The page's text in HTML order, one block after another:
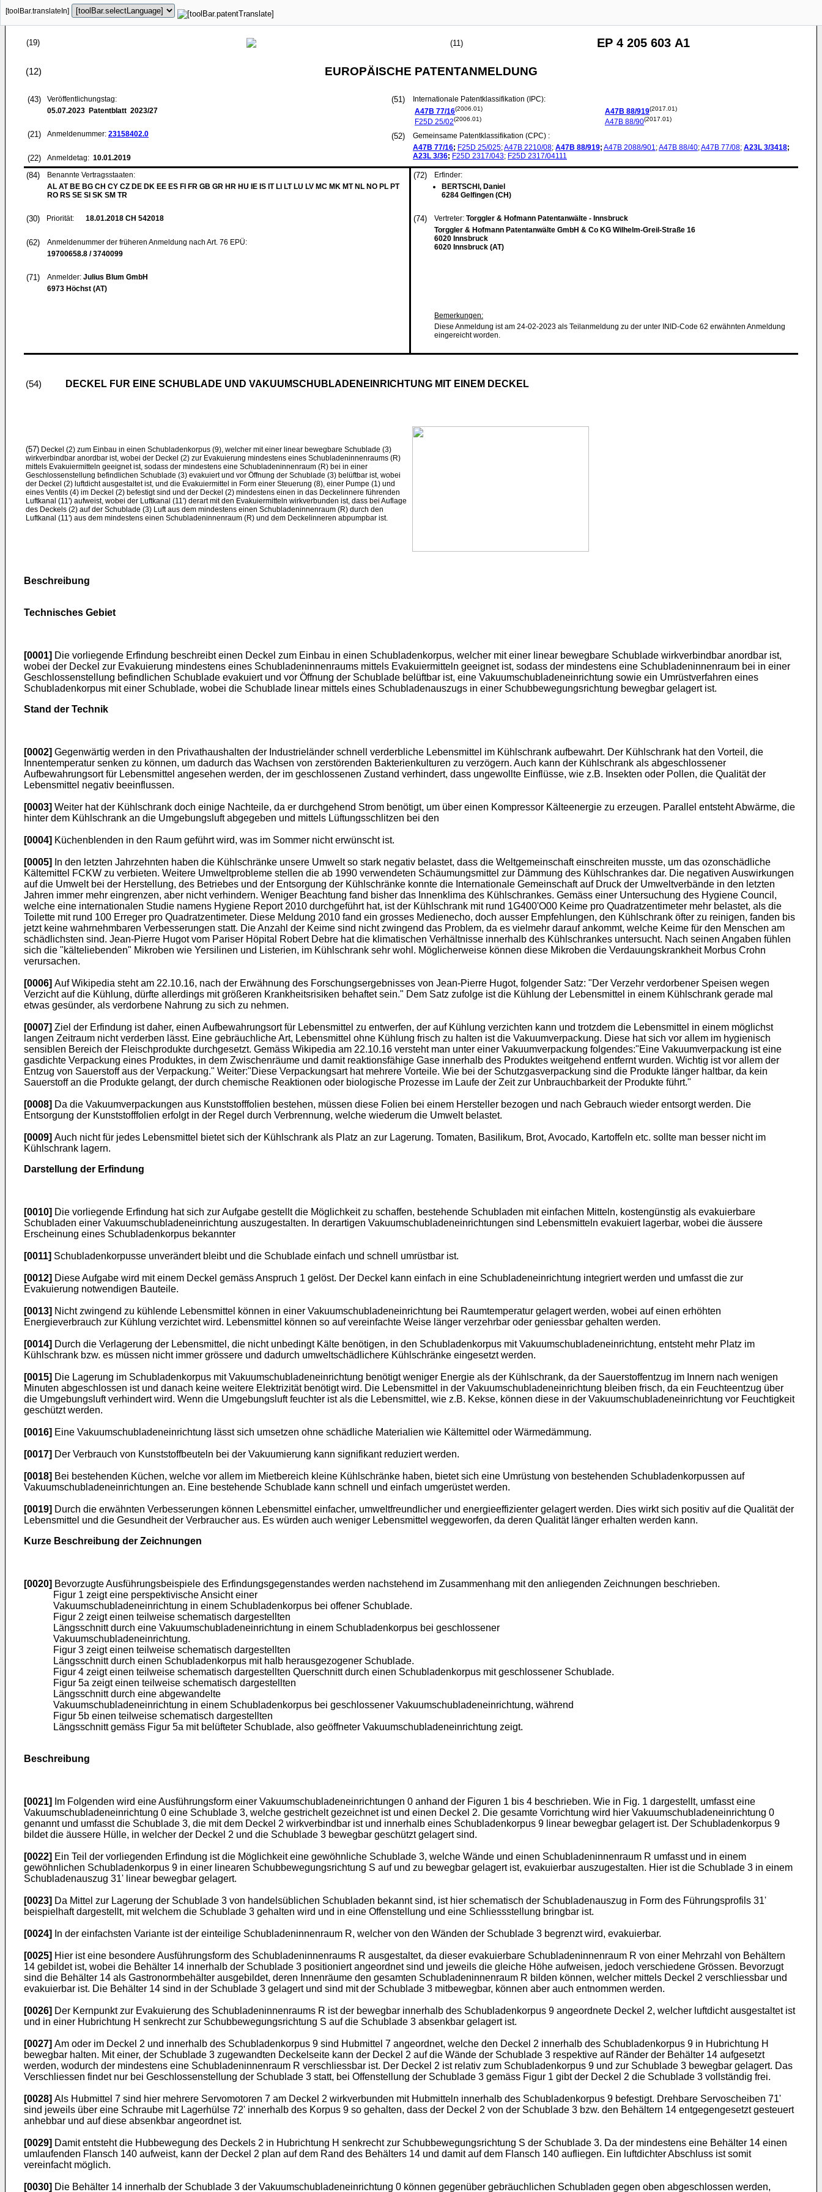
[toolBar.translateIn]
(19) (11) EP 4 205 603 A1
(12) EUROPÄISCHE PATENTANMELDUNG
(43)
Veröffentlichungstag:
05.07.2023 Patentblatt 2023/27
(21) Anmeldenummer: 23158402.0
(22) Anmeldetag: 10.01.2019
(51)
Internationale Patentklassifikation (IPC):
A47B 77/16(2006.01)
F25D 25/02(2006.01)
A47B 88/919(2017.01)
A47B 88/90(2017.01)
(52)
Gemeinsame Patentklassifikation (CPC) :
A47B 77/16; F25D 25/025;A47B 2210/08; A47B 88/919; A47B 2088/901;A47B 88/40;A47B 77/08; A23L 3/3418;
A23L 3/36; F25D 2317/043; F25D 2317/04111
(84)
Benannte Vertragsstaaten:
AL AT BE BG CH CY CZ DE DK EE ES FI FR GB GR HR HU IE IS IT LI LT LU LV MC MK MT NL NO PL PT
RO RS SE SI SK SM TR
(30) Priorität: 18.01.2018 CH 542018
(62)
Anmeldenummer der früheren Anmeldung nach Art. 76 EPÜ:
19700658.8 / 3740099
(71) Anmelder: Julius Blum GmbH
6973 Höchst (AT)
(72)
Erfinder:
BERTSCHI, Daniel
6284 Gelfingen (CH)
(74) Vertreter: Torggler & Hofmann Patentanwälte - Innsbruck
Torggler & Hofmann Patentanwälte GmbH & Co KG Wilhelm-Greil-Straße 16
6020 Innsbruck
6020 Innsbruck (AT)
Bemerkungen:
Diese Anmeldung ist am 24-02-2023 als Teilanmeldung zu der unter INID-Code 62 erwähnten Anmeldung
eingereicht worden.
(54) DECKEL FUR EINE SCHUBLADE UND VAKUUMSCHUBLADENEINRICHTUNG MIT EINEM DECKEL
(57) Deckel (2) zum Einbau in einen Schubladenkorpus (9), welcher mit einer linear bewegbare Schublade (3)
wirkverbindbar anordbar ist, wobei der Deckel (2) zur Evakuierung mindestens eines Schubladeninnenraums (R)
mittels Evakuiermitteln geeignet ist, sodass der mindestens eine Schubladeninnenraum (R) bei in einer
Geschlossenstellung befindlichen Schublade (3) evakuiert und vor Öffnung der Schublade (3) belüftbar ist, wobei
der Deckel (2) luftdicht ausgestaltet ist, und die Evakuiermittel in Form einer Steuerung (8), einer Pumpe (1) und
eines Ventils (4) im Deckel (2) befestigt sind und der Deckel (2) mindestens einen in das Deckelinnere führenden
Luftkanal (11') aufweist, wobei der Luftkanal (11') derart mit den Evakuiermitteln wirkverbunden ist, dass bei Auflage
des Deckels (2) auf der Schublade (3) Luft aus dem mindestens einen Schubladeninnenraum (R) durch den
Luftkanal (11') aus dem mindestens einen Schubladeninnenraum (R) und dem Deckelinneren abpumpbar ist.
Beschreibung
Technisches Gebiet
[0001] Die vorliegende Erfindung beschreibt einen Deckel zum Einbau in einen Schubladenkorpus, welcher mit einer linear bewegbare Schublade wirkverbindbar anordbar ist,
wobei der Deckel zur Evakuierung mindestens eines Schubladeninnenraums mittels Evakuiermitteln geeignet ist, sodass der mindestens eine Schubladeninnenraum bei in einer
Geschlossenstellung befindlichen Schublade evakuiert und vor Öffnung der Schublade belüftbar ist, eine Vakuumschubladeneinrichtung sowie ein Umrüstverfahren eines
Schubladenkorpus mit einer Schublade, wobei die Schublade linear mittels eines Schubladenauszugs in einer Schubbewegungsrichtung bewegbar gelagert ist.
Stand der Technik
[0002] Gegenwärtig werden in den Privathaushalten der Industrieländer schnell verderbliche Lebensmittel im Kühlschrank aufbewahrt. Der Kühlschrank hat den Vorteil, die
Innentemperatur senken zu können, um dadurch das Wachsen von zerstörenden Bakterienkulturen zu verzögern. Auch kann der Kühlschrank als abgeschlossener
Aufbewahrungsort für Lebensmittel angesehen werden, der im geschlossenen Zustand verhindert, dass ungewollte Einflüsse, wie z.B. Insekten oder Pollen, die Qualität der
Lebensmittel negativ beeinflussen.
[0003] Weiter hat der Kühlschrank doch einige Nachteile, da er durchgehend Strom benötigt, um über einen Kompressor Kälteenergie zu erzeugen. Parallel entsteht Abwärme, die
hinter dem Kühlschrank an die Umgebungsluft abgegeben und mittels Lüftungsschlitzen bei den
[0004] Küchenblenden in den Raum geführt wird, was im Sommer nicht erwünscht ist.
[0005]
In den letzten Jahrzehnten haben die Kühlschränke unsere Umwelt so stark negativ belastet, dass die Weltgemeinschaft einschreiten musste, um das ozonschädliche
Kältemittel FCKW zu verbieten. Weitere Umweltprobleme stellen die ab 1990 verwendeten Schäumungsmittel zur Dämmung des Kühlschrankes dar. Die negativen Auswirkungen
auf die Umwelt bei der Herstellung, des Betriebes und der Entsorgung der Kühlschränke konnte die Internationale Gemeinschaft auf Druck der Umweltverbände in den letzten
Jahren immer mehr eingrenzen, aber nicht verhindern. Weniger Beachtung fand bisher das Innenklima des Kühlschrankes. Gemäss einer Untersuchung des Hygiene Council,
welche eine internationalen Studie namens Hygiene Report 2010 durchgeführt hat, ist der Kühlschrank mit rund 1G400'O00 Keime pro Quadratzentimeter mehr belastet, als die
Toilette mit rund 100 Erreger pro Quadratzentimeter. Diese Meldung 2010 fand ein grosses Medienecho, doch ausser Empfehlungen, den Kühlschrank öfter zu reinigen, fanden bis
jetzt keine wahrnehmbaren Verbesserungen statt. Die Anzahl der Keime sind nicht zwingend das Problem, da es vielmehr darauf ankommt, welche Keime für den Menschen am
schädlichsten sind. Jean-Pierre Hugot vom Pariser Höpital Robert Debre hat die klimatischen Verhältnisse innerhalb des Kühlschrankes untersucht. Nach seinen Angaben fühlen
sich die "kälteliebenden" Mikroben wie Yersilinen und Listerien, im Kühlschrank sehr wohl. Möglicherweise können diese Mikroben die Verdauungskrankheit Morbus Crohn
verursachen.
[0006] Auf Wikipedia steht am 22.10.16, nach der Erwähnung des Forschungsergebnisses von Jean-Pierre Hugot, folgender Satz: "Der Verzehr verdorbener Speisen wegen
Verzicht auf die Kühlung, dürfte allerdings mit größeren Krankheitsrisiken behaftet sein." Dem Satz zufolge ist die Kühlung der Lebensmittel in einem Kühlschrank gerade mal
etwas gesünder, als verdorbene Nahrung zu sich zu nehmen.
[0007] Ziel der Erfindung ist daher, einen Aufbewahrungsort für Lebensmittel zu entwerfen, der auf Kühlung verzichten kann und trotzdem die Lebensmittel in einem möglichst
langen Zeitraum nicht verderben lässt. Eine gebräuchliche Art, Lebensmittel ohne Kühlung frisch zu halten ist die Vakuumverpackung. Diese hat sich vor allem im hygienisch
sensiblen Bereich der Fleischprodukte durchgesetzt. Gemäss Wikipedia am 22.10.16 versteht man unter einer Vakuumverpackung folgendes:"Eine Vakuumverpackung ist eine
gasdichte Verpackung eines Produktes, in dem Zwischenräume und damit reaktionsfähige Gase innerhalb des Produktes weitgehend entfernt wurden. Wichtig ist vor allem der
Entzug von Sauerstoff aus der Verpackung." Weiter:"Diese Verpackungsart hat mehrere Vorteile. Wie bei der Schutzgasverpackung sind die Produkte länger haltbar, da kein
Sauerstoff an die Produkte gelangt, der durch chemische Reaktionen oder biologische Prozesse im Laufe der Zeit zur Unbrauchbarkeit der Produkte führt."
[0008] Da die Vakuumverpackungen aus Kunststofffolien bestehen, müssen diese Folien bei einem Hersteller bezogen und nach Gebrauch wieder entsorgt werden. Die
Entsorgung der Kunststofffolien erfolgt in der Regel durch Verbrennung, welche wiederum die Umwelt belastet.
[0009] Auch nicht für jedes Lebensmittel bietet sich der Kühlschrank als Platz an zur Lagerung. Tomaten, Basilikum, Brot, Avocado, Kartoffeln etc. sollte man besser nicht im
Kühlschrank lagern.
Darstellung der Erfindung
[0010] Die vorliegende Erfindung hat sich zur Aufgabe gestellt die Möglichkeit zu schaffen, bestehende Schubladen mit einfachen Mitteln, kostengünstig als evakuierbare
Schubladen einer Vakuumschubladeneinrichtung auszugestalten. In derartigen Vakuumschubladeneinrichtungen sind Lebensmitteln evakuiert lagerbar, wobei die äussere
Erscheinung eines Schubladenkorpus bekannter
[0011] Schubladenkorpusse unverändert bleibt und die Schublade einfach und schnell umrüstbar ist.
[0012] Diese Aufgabe wird mit einem Deckel gemäss Anspruch 1 gelöst. Der Deckel kann einfach in eine Schubladeneinrichtung integriert werden und umfasst die zur
Evakuierung notwendigen Bauteile.
[0013] Nicht zwingend zu kühlende Lebensmittel können in einer Vakuumschubladeneinrichtung bei Raumtemperatur gelagert werden, wobei auf einen erhöhten
Energieverbrauch zur Kühlung verzichtet wird. Lebensmittel können so auf vereinfachte Weise länger verzehrbar oder geniessbar gehalten werden.
[0014] Durch die Verlagerung der Lebensmittel, die nicht unbedingt Kälte benötigen, in den Schubladenkorpus mit Vakuumschubladeneinrichtung, entsteht mehr Platz im
Kühlschrank bzw. es müssen nicht immer grössere und dadurch umweltschädlichere Kühlschränke eingesetzt werden.
[0015] Die Lagerung im Schubladenkorpus mit Vakuumschubladeneinrichtung benötigt weniger Energie als der Kühlschrank, da der Sauerstoffentzug im Innern nach wenigen
Minuten abgeschlossen ist und danach keine weitere Elektrizität benötigt wird. Die Lebensmittel in der Vakuumschubladeneinrichtung bleiben frisch, da ein Feuchteentzug über
die Umgebungsluft verhindert wird. Wenn die Umgebungsluft feuchter ist als die Lebensmittel, wie z.B. Kekse, können diese in der Vakuumschubladeneinrichtung vor Feuchtigkeit
geschützt werden.
[0016] Eine Vakuumschubladeneinrichtung lässt sich umsetzen ohne schädliche Materialien wie Kältemittel oder Wärmedämmung.
[0017] Der Verbrauch von Kunststoffbeuteln bei der Vakuumierung kann signifikant reduziert werden.
[0018] Bei bestehenden Küchen, welche vor allem im Mietbereich kleine Kühlschränke haben, bietet sich eine Umrüstung von bestehenden Schubladenkorpussen auf
Vakuumschubladeneinrichtungen an. Eine bestehende Schublade kann schnell und einfach umgerüstet werden.
[0019] Durch die erwähnten Verbesserungen können Lebensmittel einfacher, umweltfreundlicher und energieeffizienter gelagert werden. Dies wirkt sich positiv auf die Qualität der
Lebensmittel und die Gesundheit der Verbraucher aus. Es würden auch weniger Lebensmittel weggeworfen, da deren Qualität länger erhalten werden kann.
Kurze Beschreibung der Zeichnungen
[0020] Bevorzugte Ausführungsbeispiele des Erfindungsgegenstandes werden nachstehend im Zusammenhang mit den anliegenden Zeichnungen beschrieben.
Figur 1 zeigt eine perspektivische Ansicht einer
Vakuumschubladeneinrichtung in einem Schubladenkorpus bei offener Schublade.
Figur 2 zeigt einen teilweise schematisch dargestellten
Längsschnitt durch eine Vakuumschubladeneinrichtung in einem Schubladenkorpus bei geschlossener
Vakuumschubladeneinrichtung.
Figur 3 zeigt einen teilweise schematisch dargestellten
Längsschnitt durch einen Schubladenkorpus mit halb herausgezogener Schublade.
Figur 4 zeigt einen teilweise schematisch dargestellten Querschnitt durch einen Schubladenkorpus mit geschlossener Schublade.
Figur 5a zeigt einen teilweise schematisch dargestellten
Längsschnitt durch eine abgewandelte
Vakuumschubladeneinrichtung in einem Schubladenkorpus bei geschlossener Vakuumschubladeneinrichtung, während
Figur 5b einen teilweise schematisch dargestellten
Längsschnitt gemäss Figur 5a mit belüfteter Schublade, also geöffneter Vakuumschubladeneinrichtung zeigt.
Beschreibung
[0021]
Im Folgenden wird eine Ausführungsform einer Vakuumschubladeneinrichtungen 0 anhand der Figuren 1 bis 4 beschrieben. Wie in Fig. 1 dargestellt, umfasst eine
Vakuumschubladeneinrichtung 0 eine Schublade 3, welche gestrichelt gezeichnet ist und einen Deckel 2. Die gesamte Vorrichtung wird hier Vakuumschubladeneinrichtung 0
genannt und umfasst die Schublade 3, die mit dem Deckel 2 wirkverbindbar ist und innerhalb eines Schubladenkorpus 9 linear bewegbar gelagert ist. Der Schubladenkorpus 9
bildet die äussere Hülle, in welcher der Deckel 2 und die Schublade 3 bewegbar geschützt gelagert sind.
[0022] Ein Teil der vorliegenden Erfindung ist die Möglichkeit eine gewöhnliche Schublade 3, welche Wände und einen Schubladeninnenraum R umfasst und in einem
gewöhnlichen Schubladenkorpus 9 in einer linearen Schubbewegungsrichtung S auf und zu bewegbar gelagert ist, evakuierbar auszugestalten. Hier ist die Schublade 3 in einem
Schubladenauszug 31' linear bewegbar gelagert.
[0023] Da Mittel zur Lagerung der Schublade 3 von handelsüblichen Schubladen bekannt sind, ist hier schematisch der Schubladenauszug in Form des Führungsprofils 31'
beispielhaft dargestellt, mit welchem die Schublade 3 gehalten wird und in eine Offenstellung und eine Schliessstellung bringbar ist.
[0024] In der einfachsten Variante ist der einteilige Schubladeninnenraum R, welcher von den Wänden der Schublade 3 begrenzt wird, evakuierbar.
[0025] Hier ist eine besondere Ausführungsform des Schubladeninnenraums R ausgestaltet, da dieser evakuierbare Schubladeninnenraum R von einer Mehrzahl von Behältern
14 gebildet ist, wobei die Behälter 14 innerhalb der Schublade 3 positioniert angeordnet sind und jeweils die gleiche Höhe aufweisen, jedoch verschiedene Grössen. Bevorzugt
sind die Behälter 14 als Gastronormbehälter ausgebildet, deren Innenräume den gesamten Schubladeninnenraum R bilden können, welcher mittels Deckel 2 verschliessbar und
evakuierbar ist. Die Behälter 14 sind in der Schublade 3 gelagert und sind mit der Schublade 3 mitbewegbar, können aber auch entnommen werden.
[0026] Der Kernpunkt zur Evakuierung des Schubladeninnenraums R ist der bewegbar innerhalb des Schubladenkorpus 9 angeordnete Deckel 2, welcher luftdicht ausgestaltet ist
und in einer Hubrichtung H senkrecht zur Schubbewegungsrichtung S auf die Schublade 3 absenkbar gelagert ist.
[0027] Am oder im Deckel 2 und innerhalb des Schubladenkorpus 9 sind Hubmittel 7 angeordnet, welche den Deckel 2 innerhalb des Schubladenkorpus 9 in Hubrichtung H
bewegbar halten. Mit einer, der Schublade 3 zugewandten Deckelseite kann der Deckel 2 auf die Wände der Schublade 3 respektive auf Ränder der Behälter 14 aufgesetzt
werden, wodurch der mindestens eine Schubladeninnenraum R verschliessbar ist. Der Deckel 2 ist relativ zum Schubladenkorpus 9 und zur Schublade 3 bewegbar gelagert. Das
Verschliessen findet nur bei Geschlossenstellung der Schublade 3 statt, bei Offenstellung der Schublade 3 gemäss Figur 1 gibt der Deckel 2 die Schublade 3 vollständig frei.
[0028] Als Hubmittel 7 sind hier mehrere Servomotoren 7 am Deckel 2 wirkverbunden mit Hubmitteln innerhalb des Schubladenkorpus 9 befestigt. Drehbare Servoscheiben 71'
sind jeweils über eine Schraube mit Lagerhülse 72' innerhalb des Korpus 9 so gehalten, dass der Deckel 2 von der Schublade 3 bzw. den Behältern 14 entgegengesetzt gesteuert
anhebbar und auf diese absenkbar angeordnet ist.
[0029] Damit entsteht die Hubbewegung des Deckels 2 in Hubrichtung H senkrecht zur Schubbewegungsrichtung S der Schublade 3. Da der mindestens eine Behälter 14 einen
umlaufenden Flansch 140 aufweist, kann der Deckel 2 plan auf dem Rand des Behälters 14 und damit auf dem Flansch 140 aufliegen. Ein luftdichter Abschluss ist somit
vereinfacht möglich.
[0030] Die Behälter 14 innerhalb der Schublade 3 der Vakuumschubladeneinrichtung 0 können gegenüber gebräuchlichen Schubladen gegen oben abgeschlossen werden,